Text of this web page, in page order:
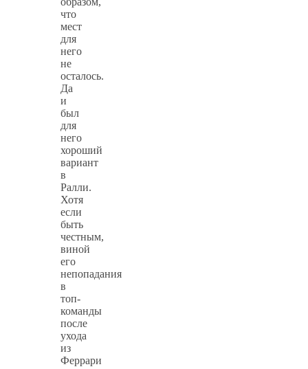
что
мест
для
него
не
осталось.
Да
и
был
для
него
хороший
вариант
в
Ралли.
Хотя
если
быть
честным,
виной
его
непопадания
в
топ-
команды
после
ухода
из
Феррари